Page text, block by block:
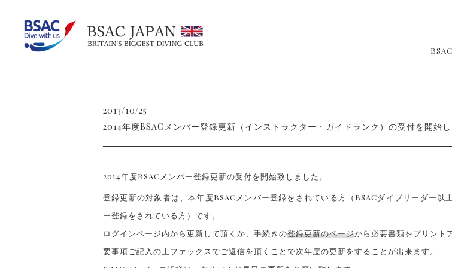
2013/10/25
2014年度BSACメンバー登録更新（インストラクター・ガイドランク）の受付を開始し
2014年度BSACメンバー登録更新の受付を開始致しました。
登録更新の対象者は、本年度BSACメンバー登録をされている方（BSACダイブリーダー以
ー登録をされている方）です。
ログインページ内から更新して頂くか、手続きの登録更新のページから必要書類をプリント
要事項ご記入の上ファックスでご返信を頂くことで次年度の更新をすることが出来ます。